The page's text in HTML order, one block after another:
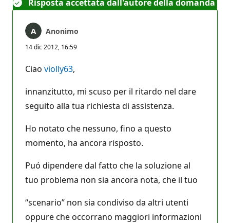
Risposta accettata dall'autore della domanda
Anonimo
14 dic 2012, 16:59
Ciao violly63,
innanzitutto, mi scuso per il ritardo nel dare
seguito alla tua richiesta di assistenza.
Ho notato che nessuno, fino a questo
momento, ha ancora risposto.
Puó dipendere dal fatto che la soluzione al
tuo problema non sia ancora nota, che il tuo
“scenario” non sia condiviso da altri utenti
oppure che occorrano maggiori informazioni